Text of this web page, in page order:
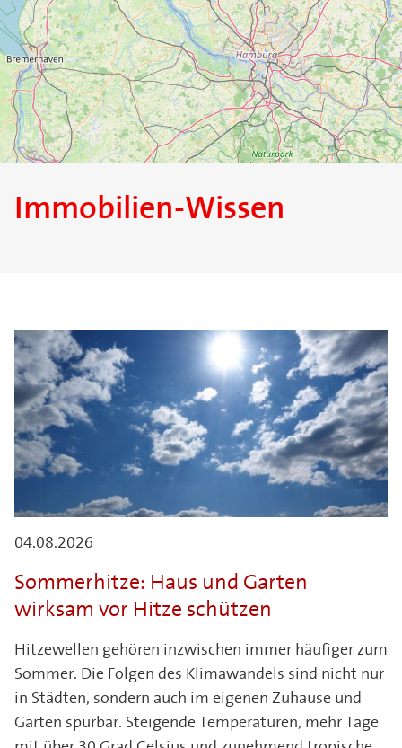
Immobilien-Wissen
04.08.2026
Sommerhitze: Haus und Garten
wirksam vor Hitze schützen
Hitzewellen gehören inzwischen immer häufiger zum
Sommer. Die Folgen des Klimawandels sind nicht nur
in Städten, sondern auch im eigenen Zuhause und
Garten spürbar. Steigende Temperaturen, mehr Tage